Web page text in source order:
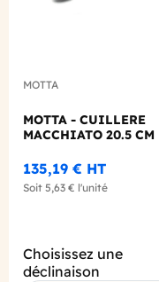
MOTTA
MOTTA - CUILLERE
MACCHIATO 20.5 CM
135,19 € HT
Soit 5,63 € l'unité
Choisissez une
déclinaison